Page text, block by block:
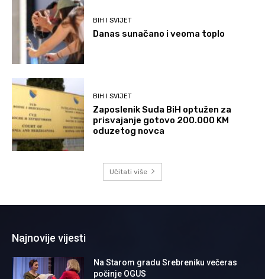
BIH I SVIJET
Danas sunačano i veoma toplo
BIH I SVIJET
Zaposlenik Suda BiH optužen za
prisvajanje gotovo 200.000 KM
oduzetog novca
Učitati više
Najnovije vijesti
Na Starom gradu Srebreniku večeras
počinje OGUS